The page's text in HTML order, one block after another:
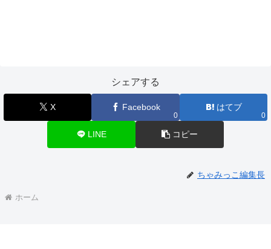
シェアする
X Facebook
0
はてブ
0
LINE コピー
ちゃみっこ編集長
ホーム